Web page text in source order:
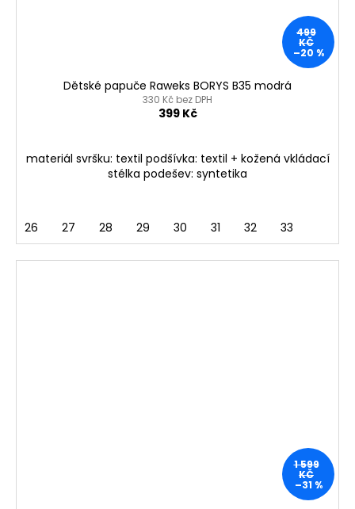
499
KČ
–20 %
Dětské papuče Raweks BORYS B35 modrá
330 Kč bez DPH
399 Kč
materiál svršku: textil podšívka: textil + kožená vkládací
stélka podešev: syntetika
26 27 28 29 30 31 32 33
1 599
KČ
–31 %